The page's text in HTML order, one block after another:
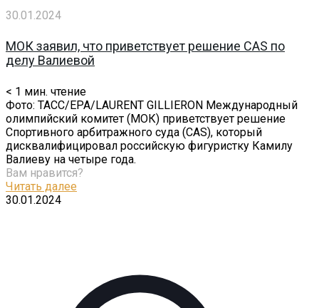
30.01.2024
МОК заявил, что приветствует решение CAS по
делу Валиевой
< 1 мин. чтение
Фото: ТАСС/EPA/LAURENT GILLIERON Международный
олимпийский комитет (МОК) приветствует решение
Спортивного арбитражного суда (CAS), который
дисквалифицировал российскую фигуристку Камилу
Валиеву на четыре года.
Вам нравится?
Читать далее
30.01.2024